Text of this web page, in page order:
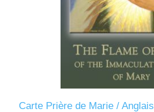
Carte Prière de Marie / Anglais